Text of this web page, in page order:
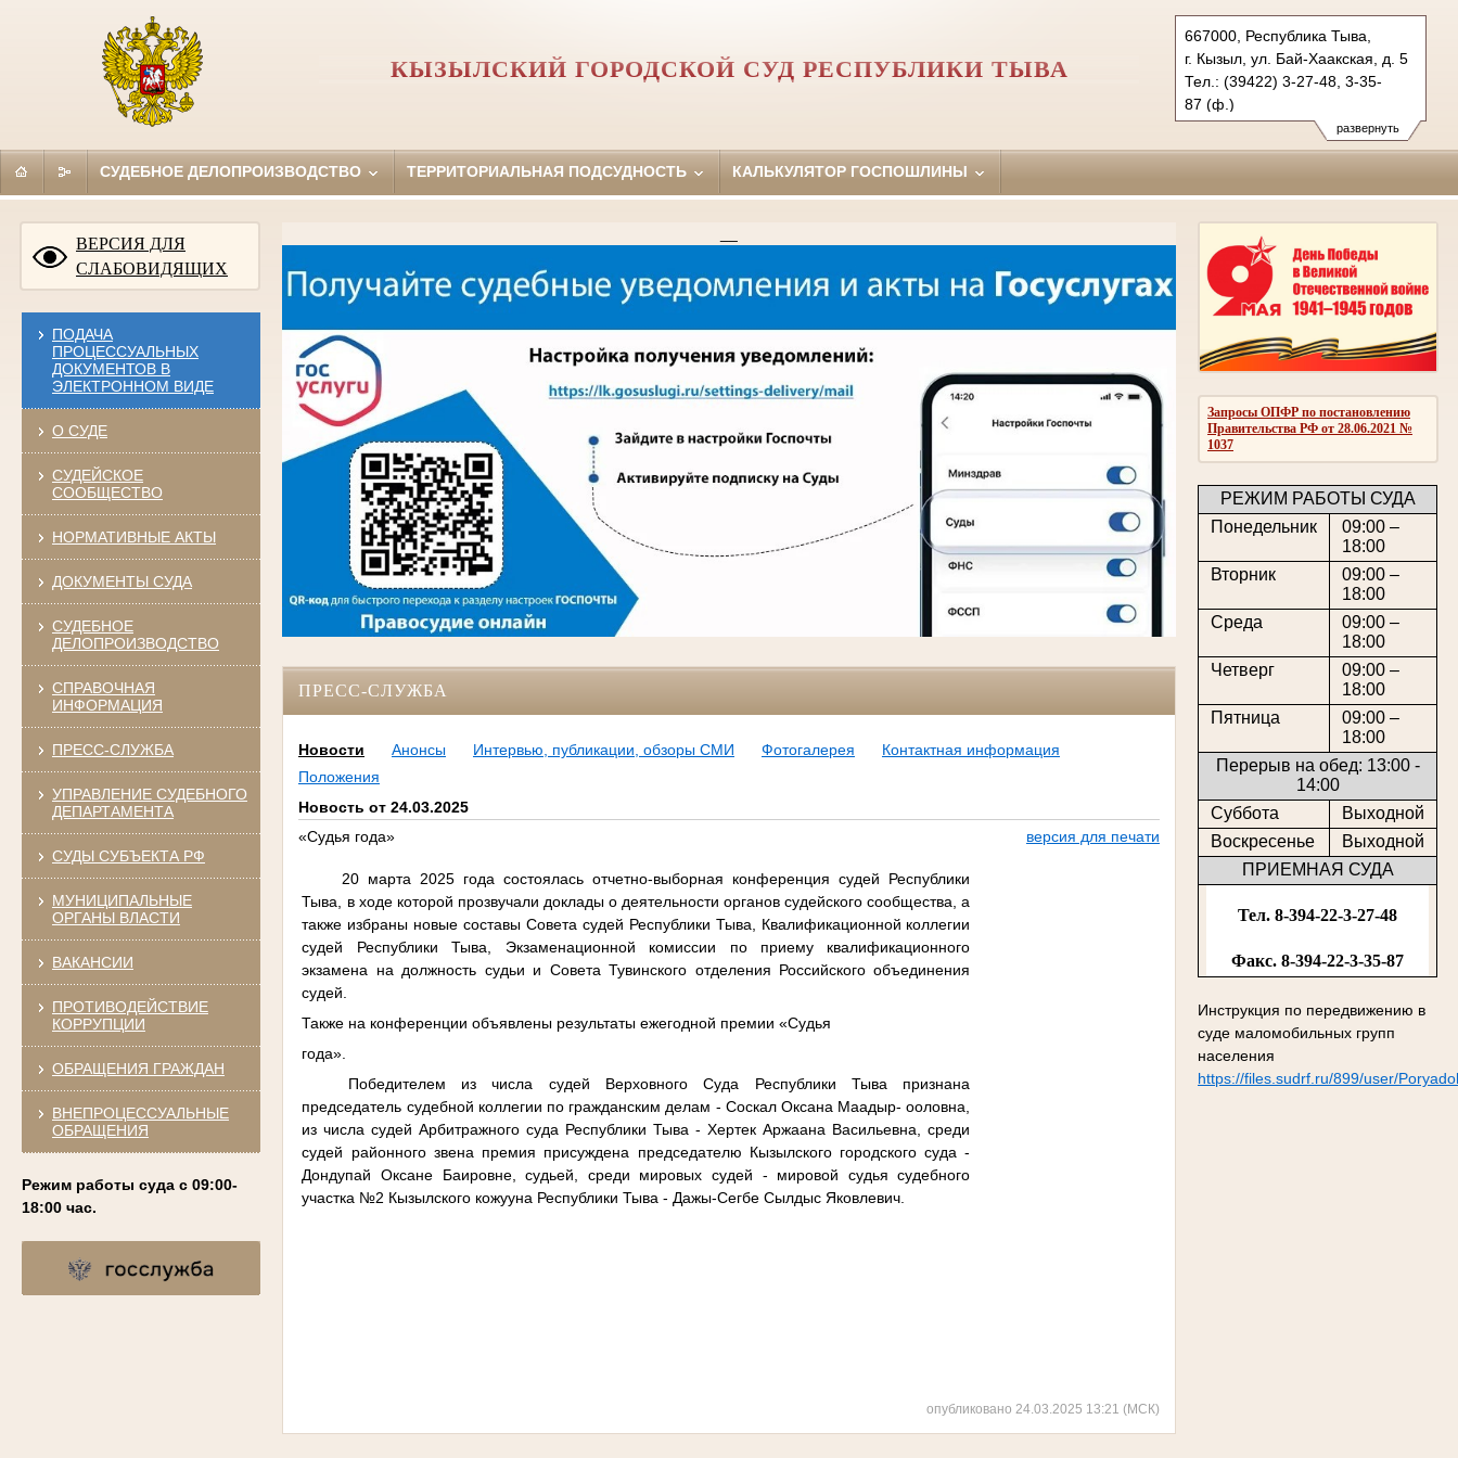
развернуть
667000, Республика Тыва,
г. Кызыл, ул. Бай-Хаакская, д. 5
Тел.: (39422) 3-27-48, 3-35-
87 (ф.)
kizilskiy-g.tva@sudrf.ru
показать на карте
КЫЗЫЛСКИЙ ГОРОДСКОЙ СУД РЕСПУБЛИКИ ТЫВА
СУДЕБНОЕ ДЕЛОПРОИЗВОДСТВО ТЕРРИТОРИАЛЬНАЯ ПОДСУДНОСТЬ КАЛЬКУЛЯТОР ГОСПОШЛИНЫ
ВЕРСИЯ ДЛЯ
СЛАБОВИДЯЩИХ
ПОДАЧА
ПРОЦЕССУАЛЬНЫХ
ДОКУМЕНТОВ В
ЭЛЕКТРОННОМ ВИДЕ
О СУДЕ
СУДЕЙСКОЕ
СООБЩЕСТВО
НОРМАТИВНЫЕ АКТЫ
ДОКУМЕНТЫ СУДА
СУДЕБНОЕ
ДЕЛОПРОИЗВОДСТВО
СПРАВОЧНАЯ
ИНФОРМАЦИЯ
ПРЕСС-СЛУЖБА
УПРАВЛЕНИЕ СУДЕБНОГО
ДЕПАРТАМЕНТА
СУДЫ СУБЪЕКТА РФ
МУНИЦИПАЛЬНЫЕ
ОРГАНЫ ВЛАСТИ
ВАКАНСИИ
ПРОТИВОДЕЙСТВИЕ
КОРРУПЦИИ
ОБРАЩЕНИЯ ГРАЖДАН
ВНЕПРОЦЕССУАЛЬНЫЕ
ОБРАЩЕНИЯ
Режим работы суда с 09:00-
18:00 час.
Запросы ОПФР по постановлению
Правительства РФ от 28.06.2021 №
1037
РЕЖИМ РАБОТЫ СУДА
Понедельник
09:00 –
18:00
Вторник
09:00 –
18:00
Среда
09:00 –
18:00
Четверг
09:00 –
18:00
Пятница
09:00 –
18:00
Перерыв на обед: 13:00 -
14:00
Суббота
Выходной
Воскресенье
Выходной
ПРИЕМНАЯ СУДА
Тел. 8-394-22-3-27-48
Факс. 8-394-22-3-35-87
Инструкция по передвижению в
суде маломобильных групп
населения
https://files.sudrf.ru/899/user/
ПРЕСС-СЛУЖБА
Новости Анонсы Интервью, публикации, обзоры СМИ Фотогалерея
Контактная информация
Положения
Новость от 24.03.2025
«Судья года»
версия для печати
20 марта 2025 года состоялась отчетно-выборная конференция судей Республики
Тыва, в ходе которой прозвучали доклады о деятельности органов судейского сообщества, а
также избраны новые составы Совета судей Республики Тыва, Квалификационной коллегии
судей Республики Тыва, Экзаменационной комиссии по приему квалификационного
экзамена на должность судьи и Совета Тувинского отделения Российского объединения
судей.
Также на конференции объявлены результаты ежегодной премии «Судья
года».
Победителем из числа судей Верховного Суда Республики Тыва признана
председатель судебной коллегии по гражданским делам - Соскал Оксана Маадыр- ооловна,
из числа судей Арбитражного суда Республики Тыва - Хертек Аржаана Васильевна, среди
судей районного звена премия присуждена председателю Кызылского городского суда -
Дондупай Оксане Баировне, судьей, среди мировых судей - мировой судья судебного
участка №2 Кызылского кожууна Республики Тыва - Дажы-Сегбе Сылдыс Яковлевич.
опубликовано 24.03.2025 13:21 (МСК)